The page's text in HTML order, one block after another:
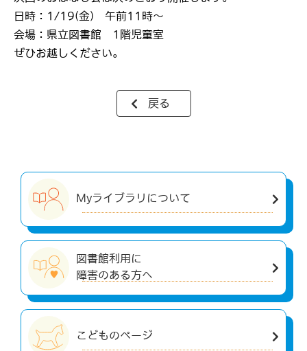
日時：1/19(金) 午前11時～
会場：県立図書館 1階児童室
ぜひお越しください。
戻る
Myライブラリについて
図書館利用に
障害のある方へ
こどものページ